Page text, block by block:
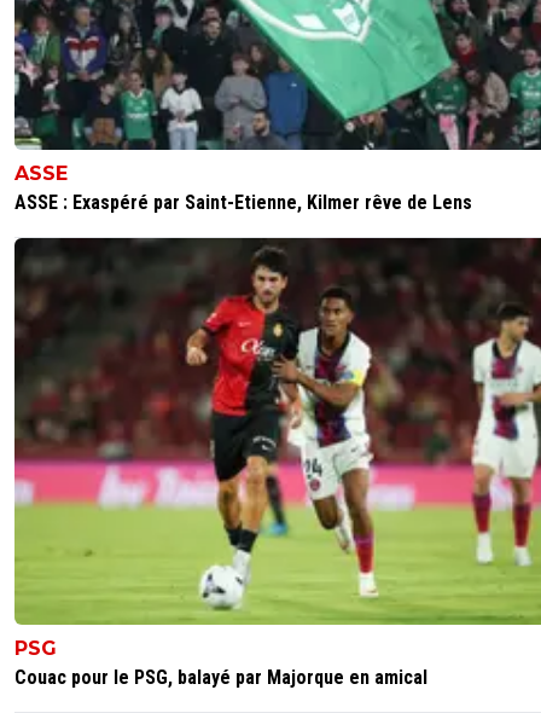
ASSE
ASSE : Exaspéré par Saint-Etienne, Kilmer rêve de Lens
PSG
Couac pour le PSG, balayé par Majorque en amical